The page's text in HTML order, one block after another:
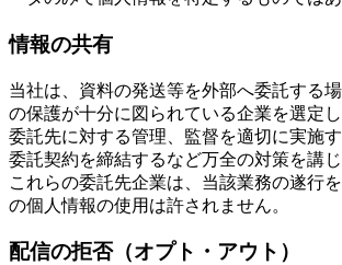
情報の共有
当社は、資料の発送等を外部へ委託する
の保護が十分に図られている企業を選定
委託先に対する管理、監督を適切に実施
委託契約を締結するなど万全の対策を講じ
これらの委託先企業は、当該業務の遂行
の個人情報の使用は許されません。
配信の拒否（オプト・アウト）